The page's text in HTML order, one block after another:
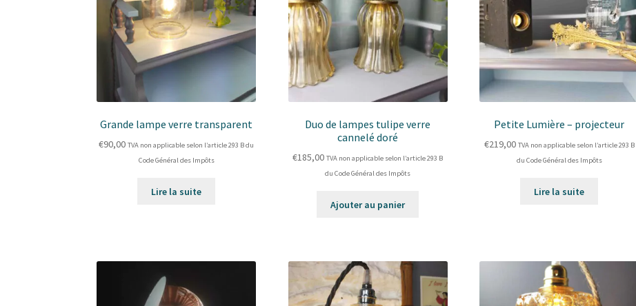
Grande lampe verre transparent
€90,00 TVA non applicable selon l’article 293 B du
Code Général des Impôts
Lire la suite
Duo de lampes tulipe verre
cannelé doré
€185,00 TVA non applicable selon l’article 293 B
du Code Général des Impôts
Ajouter au panier
Petite Lumière – projecteur
€219,00 TVA non applicable selon l’article 293 B
du Code Général des Impôts
Lire la suite